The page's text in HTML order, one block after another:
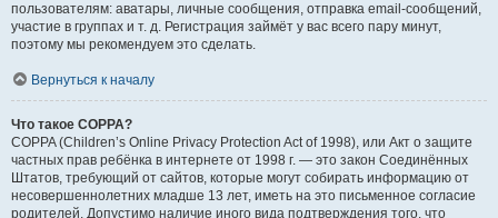
пользователям: аватары, личные сообщения, отправка email-сообщений,
участие в группах и т. д. Регистрация займёт у вас всего пару минут,
поэтому мы рекомендуем это сделать.
Вернуться к началу
Что такое COPPA?
COPPA (Children’s Online Privacy Protection Act of 1998), или Акт о защите
частных прав ребёнка в интернете от 1998 г. — это закон Соединённых
Штатов, требующий от сайтов, которые могут собирать информацию от
несовершеннолетних младше 13 лет, иметь на это письменное согласие
родителей. Допустимо наличие иного вида подтверждения того, что